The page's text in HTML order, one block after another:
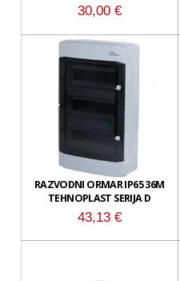
30,00 €
RAZVODNI ORMAR IP65 36M
TEHNOPLAST SERIJA D
43,13 €